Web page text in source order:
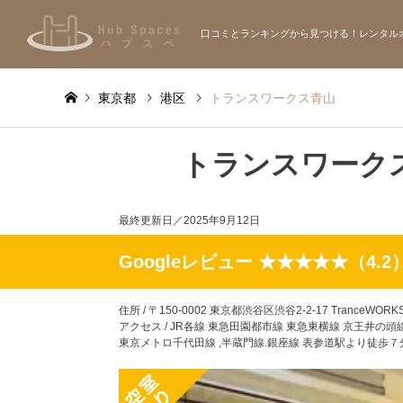
口コミとランキングから見つける！レンタル
東京都 港区 トランスワークス青山
トランスワーク
最終更新日／2025年9月12日
Googleレビュー ★★★★★（4.2
住所 / 〒150-0002 東京都渋谷区渋谷2-2-17
アクセス / JR各線 東急田園都市線 東急東横線 京王井の
東京メトロ千代田線 ,半蔵門線.銀座線 表参道駅より徒歩７